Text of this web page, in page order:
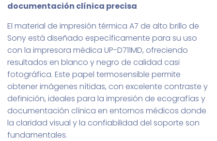
documentación clínica precisa
El material de impresión térmica A7 de alto brillo de
Sony está diseñado específicamente para su uso
con la impresora médica UP-D711MD, ofreciendo
resultados en blanco y negro de calidad casi
fotográfica. Este papel termosensible permite
obtener imágenes nítidas, con excelente contraste y
definición, ideales para la impresión de ecografías y
documentación clínica en entornos médicos donde
la claridad visual y la confiabilidad del soporte son
fundamentales.